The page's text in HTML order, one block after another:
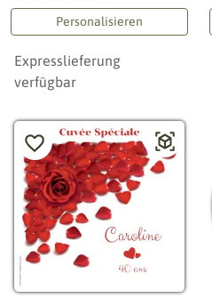
Personalisieren
Expresslieferung
verfügbar